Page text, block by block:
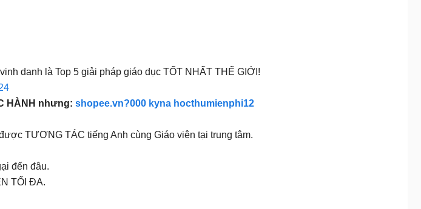
danh là Top 5 giải pháp giáo dục TỐT NHẤT THẾ GIỚI!
HÀNH nhưng: shopee.vn?000 kyna hocthumienphi12
TƯƠNG TÁC tiếng Anh cùng Giáo viên tại trung tâm.
đến đâu.
TỐI ĐA.